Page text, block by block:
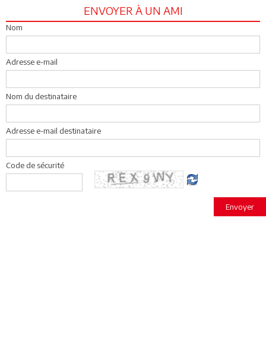
ENVOYER À UN AMI
Nom
Adresse e-mail
Nom du destinataire
Adresse e-mail destinataire
Code de sécurité
Envoyer